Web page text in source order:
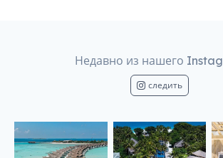
Недавно из нашего
следить